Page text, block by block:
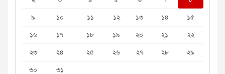
৯
১০ ১১ ১২ ১৩ ১৪
১৫
১৬
১৭ ১৮ ১৯ ২০ ২১
২২
২৩
২৪ ২৫ ২৬ ২৭ ২৮
২৯
৩০
৩১